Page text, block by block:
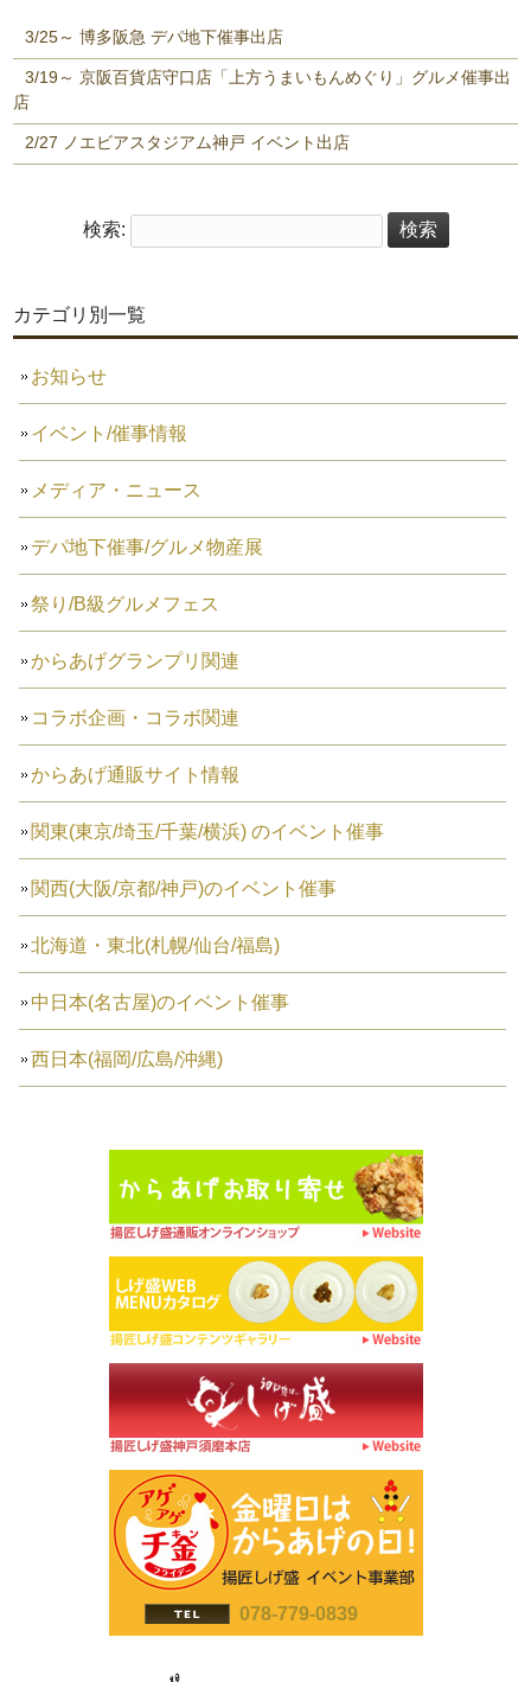
3/25～ 博多阪急 デパ地下催事出店
3/19～ 京阪百貨店守口店「上方うまいもんめぐり」グルメ催事出
店
2/27 ノエビアスタジアム神戸 イベント出店
検索:
カテゴリ別一覧
お知らせ
イベント/催事情報
メディア・ニュース
デパ地下催事/グルメ物産展
祭り/B級グルメフェス
からあげグランプリ関連
コラボ企画・コラボ関連
からあげ通販サイト情報
関東(東京/埼玉/千葉/横浜) のイベント催事
関西(大阪/京都/神戸)のイベント催事
北海道・東北(札幌/仙台/福島)
中日本(名古屋)のイベント催事
西日本(福岡/広島/沖縄)
078-779-0839